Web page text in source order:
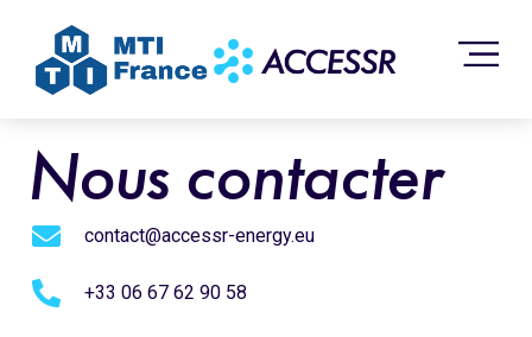
Nous contacter
contact@accessr-energy.eu
+33 06 67 62 90 58